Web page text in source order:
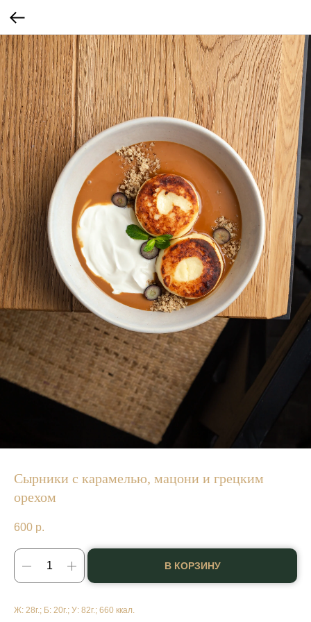
Сырники с карамелью, мацони и грецким
орехом
600 р.
В КОРЗИНУ
Ж: 28г.; Б: 20г.; У: 82г.; 660 ккал.